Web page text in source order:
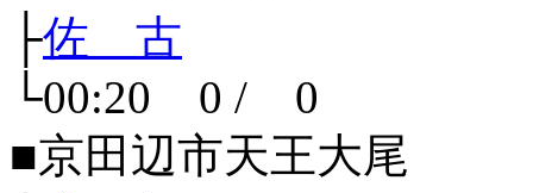
├佐 古
└00:20 0 / 0
■京田辺市天王大尾